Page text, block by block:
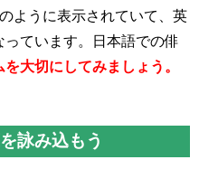
のように表示されていて、英
ています。日本語での俳
を大切にしてみましょう。
詠み込もう